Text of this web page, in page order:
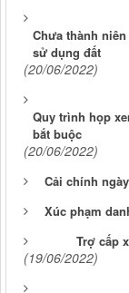
Chưa thành
sử dụng đất
(20/06/2022)
Quy trình họp
bắt buộc
(20/06/2022)
Cải chính
Xúc phạm
Trợ cấp
(19/06/2022)